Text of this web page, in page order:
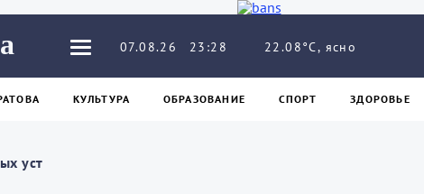
07.08.26 23:28 22.08°C, ясно
КУЛЬТУРА ОБРАЗОВАНИЕ СПОРТ ЗДОРОВЬЕ
уст